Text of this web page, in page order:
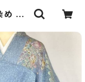
め 紋
st